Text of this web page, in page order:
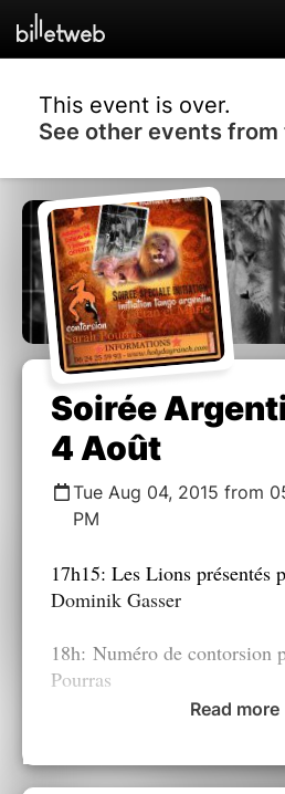
This event is over.
See other events
Soirée
4 Août
Tue Aug 04, 2015 from
PM
17h15: Les Lions présentés
Dominik Gasser
18h: Numéro de contorsion
Pourras
argentin par Gaëtan et
Read more